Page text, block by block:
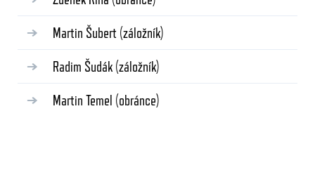
Martin Šubert (záložník)
Radim Šudák (záložník)
Martin Temel (obránce)